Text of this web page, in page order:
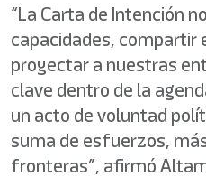
“La Carta de Intención
capacidades, compartir
proyectar a nuestras
clave dentro de la
un acto de voluntad
suma de esfuerzos,
fronteras”, afirmó